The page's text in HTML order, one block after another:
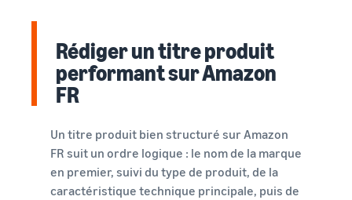
Rédiger un titre produit
performant sur Amazon
FR
Un titre produit bien structuré sur Amazon
FR suit un ordre logique : le nom de la marque
en premier, suivi du type de produit, de la
caractéristique technique principale, puis de